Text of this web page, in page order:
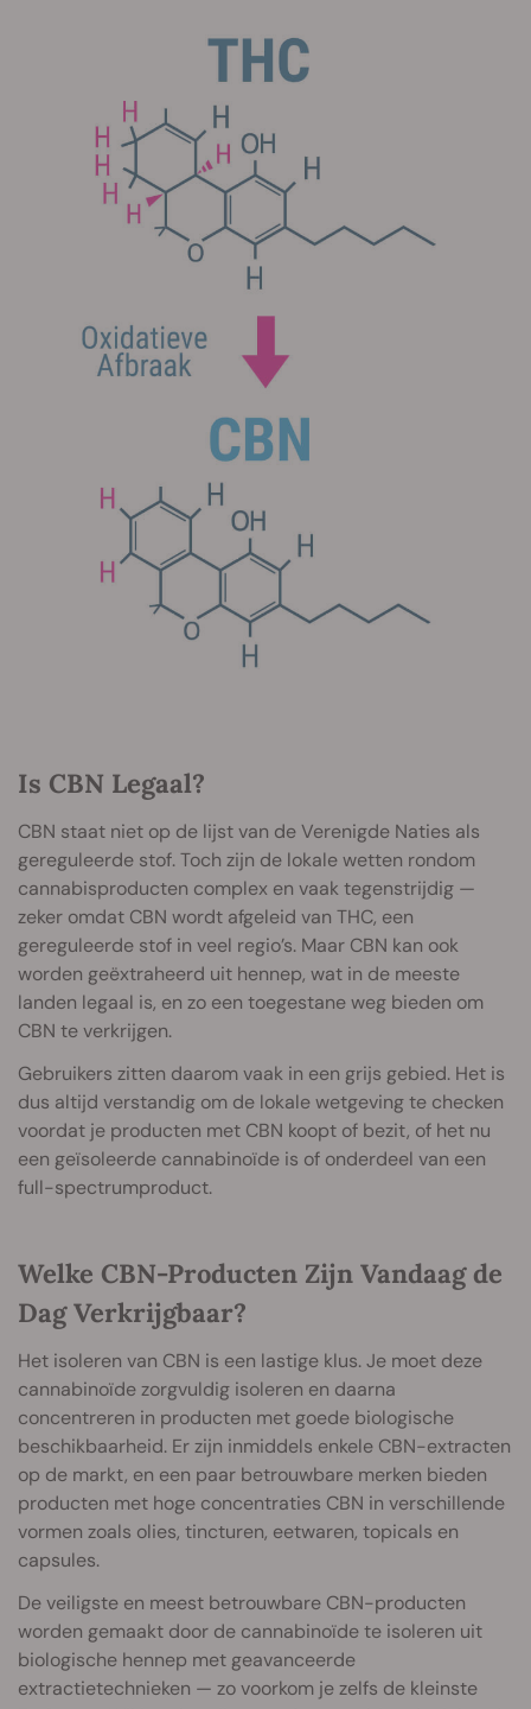
Is CBN Legaal?
CBN staat niet op de lijst van de Verenigde Naties als
gereguleerde stof. Toch zijn de lokale wetten rondom
cannabisproducten complex en vaak tegenstrijdig —
zeker omdat CBN wordt afgeleid van THC, een
gereguleerde stof in veel regio’s. Maar CBN kan ook
worden geëxtraheerd uit hennep, wat in de meeste
landen legaal is, en zo een toegestane weg bieden om
CBN te verkrijgen.
Gebruikers zitten daarom vaak in een grijs gebied. Het is
dus altijd verstandig om de lokale wetgeving te checken
voordat je producten met CBN koopt of bezit, of het nu
een geïsoleerde cannabinoïde is of onderdeel van een
full-spectrumproduct.
Welke CBN-Producten Zijn Vandaag de
Dag Verkrijgbaar?
Het isoleren van CBN is een lastige klus. Je moet deze
cannabinoïde zorgvuldig isoleren en daarna
concentreren in producten met goede biologische
beschikbaarheid. Er zijn inmiddels enkele CBN-extracten
op de markt, en een paar betrouwbare merken bieden
producten met hoge concentraties CBN in verschillende
vormen zoals olies, tincturen, eetwaren, topicals en
capsules.
De veiligste en meest betrouwbare CBN-producten
worden gemaakt door de cannabinoïde te isoleren uit
biologische hennep met geavanceerde
extractietechnieken — zo voorkom je zelfs de kleinste